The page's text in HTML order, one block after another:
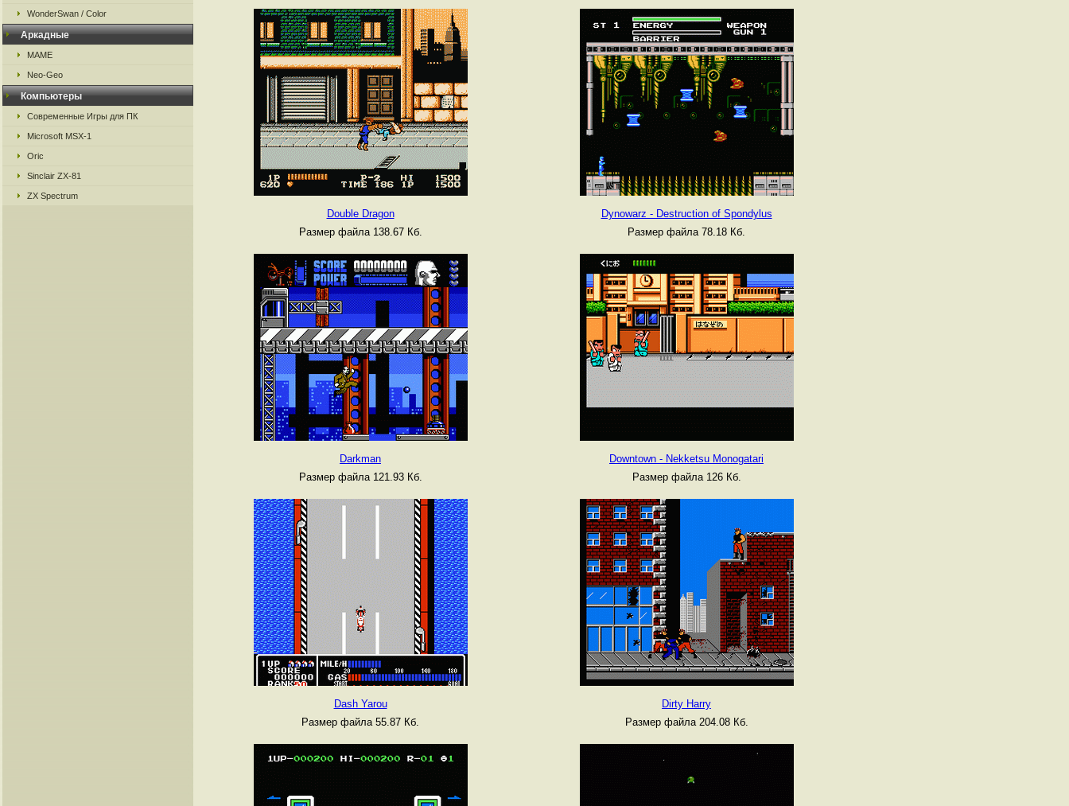
WonderSwan / Color
Аркадные
MAME
Neo-Geo
Компьютеры
Современные Игры для ПК
Microsoft MSX-1
Oric
Sinclair ZX-81
ZX Spectrum
Double Dragon
Размер файла 138.67 Кб.
Dynowarz - Destruction of Spondylus
Размер файла 78.18 Кб.
Darkman
Размер файла 121.93 Кб.
Downtown - Nekketsu Monogatari
Размер файла 126 Кб.
Dash Yarou
Размер файла 55.87 Кб.
Dirty Harry
Размер файла 204.08 Кб.